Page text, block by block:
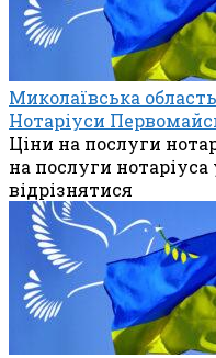
Миколаївська область
Нотаріуси
Ціни на послуги
на послуги
відрізнятися